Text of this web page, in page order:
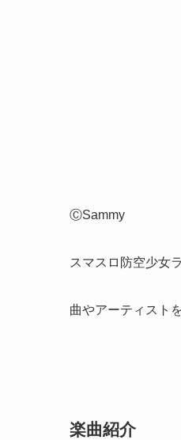
ⒸSammy
スマスロ防空少女
曲やアーティスト
楽曲紹介